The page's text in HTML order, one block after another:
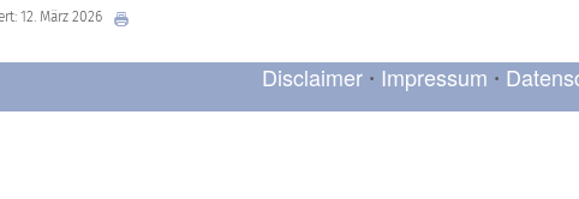
12. März 2026
Disclaimer • Impressum •